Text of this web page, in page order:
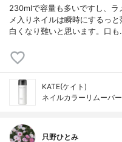
230mlで容量も多いですし、ラ
メ入りネイルは瞬時にするっ
白くなり難いと思います。口
KATE(ケイト)
ネイルカラーリムーバ
只野ひとみ